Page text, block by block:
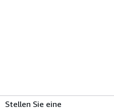
Stellen Sie eine